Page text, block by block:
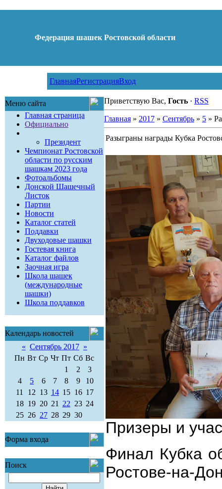
Федерация шашек Ростовской области
ГлавнаяРегистрацияВход
Меню сайта
Главная страница
Официально
Президент
Чемпионат Ростовской
области по русским
шашкам 2023 года
Фотоальбомы
Донской Шашечный
Листок
Партии
Новости
Каталог статей
Поддавки
Двуходовые шашки
Гостевая книга
Каталог файлов
Заочная игра
Школа шашек
(международные
шашки)
Школа поддавков
Календарь новостей
« Сентябрь 2017 »
Пн Вт Ср Чт Пт Сб Вс
1
2
3
4
5 6 7 8 9
10
11
12 13 14 15 16 17
18 19 20 21 22 23 24
25 26 27 28 29 30
Форма входа
Поиск
Приветствую Вас, Гость· RSS
Главная» 2017 » Сентябрь » 5»
Разыграны награды Кубка
Призеры и
Финал Кубка
Ростове-на-